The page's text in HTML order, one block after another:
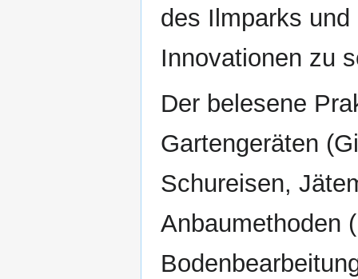
des Ilmparks
Innovationen zu
Der belesene
Gartengeräten
Schureisen,
Anbaumethoden